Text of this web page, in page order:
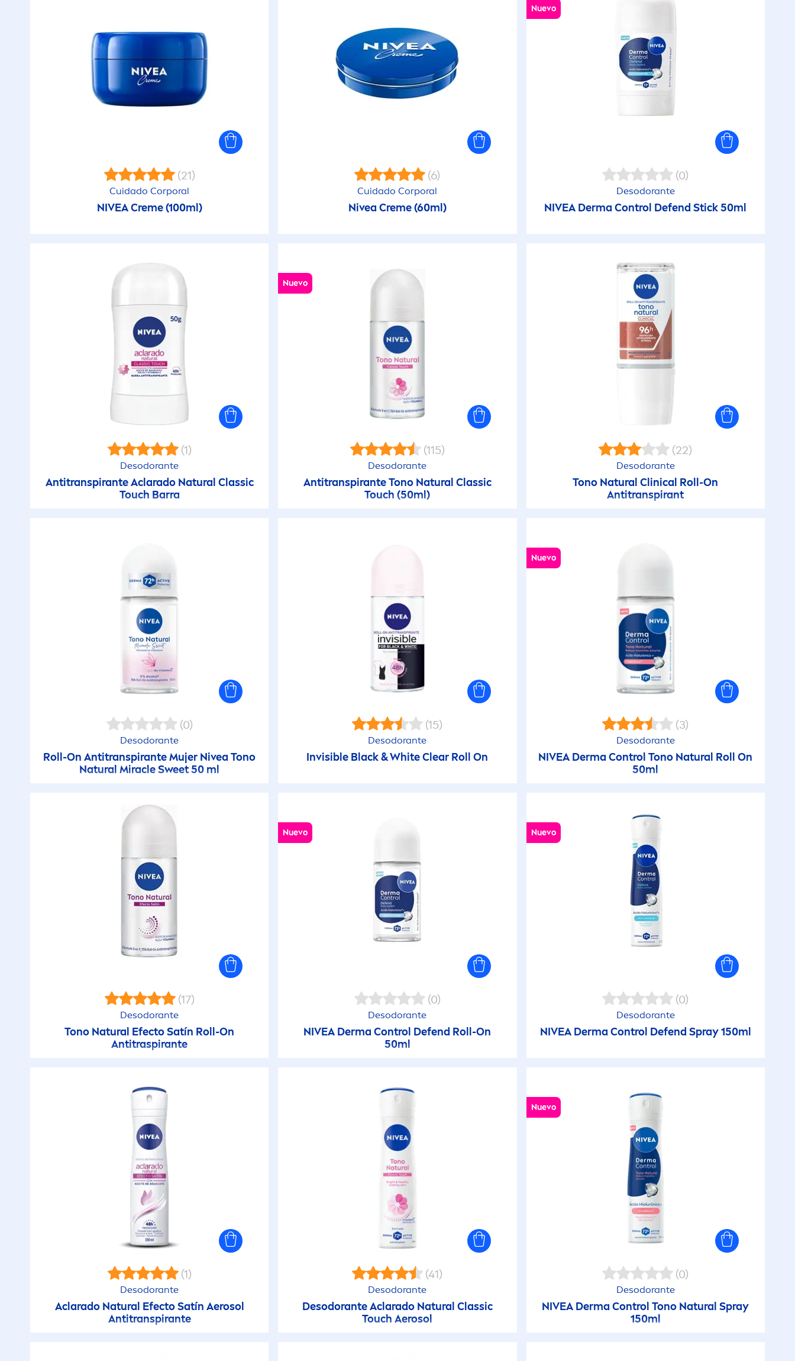
(21)
Cuidado Corporal
NIVEACreme(100ml)
(6)
Cuidado Corporal
NiveaCreme(60ml)
Nuevo
(0)
Desodorante
NIVEA Derma Control Defend Stick 50ml
(1)
Desodorante
Antitranspirante Aclarado Natural Classic
Touch Barra
Nuevo
(115)
Desodorante
Antitranspirante Tono Natural Classic
Touch (50ml)
(22)
Desodorante
Tono Natural Clinical Roll-On
Antitranspirant
(0)
Desodorante
Roll-On Antitranspirante Mujer NiveaTono
Natural Miracle Sweet 50 ml
(15)
Desodorante
Invisible Black&WhiteClear Roll On
Nuevo
(3)
Desodorante
NIVEA Derma Control Tono Natural Roll On
50ml
(17)
Desodorante
Tono Natural Efecto Satín Roll-On
Antitraspirante
Nuevo
(0)
Desodorante
NIVEA Derma Control Defend Roll-On
50ml
Nuevo
(0)
Desodorante
NIVEADerma Control Defend Spray 150ml
(1)
Desodorante
Aclarado Natural Efecto Satín Aerosol
Antitranspirante
(41)
Desodorante
Desodorante Aclarado Natural Classic
Touch Aerosol
Nuevo
(0)
Desodorante
NIVEA Derma Control Tono Natural Spray
150ml